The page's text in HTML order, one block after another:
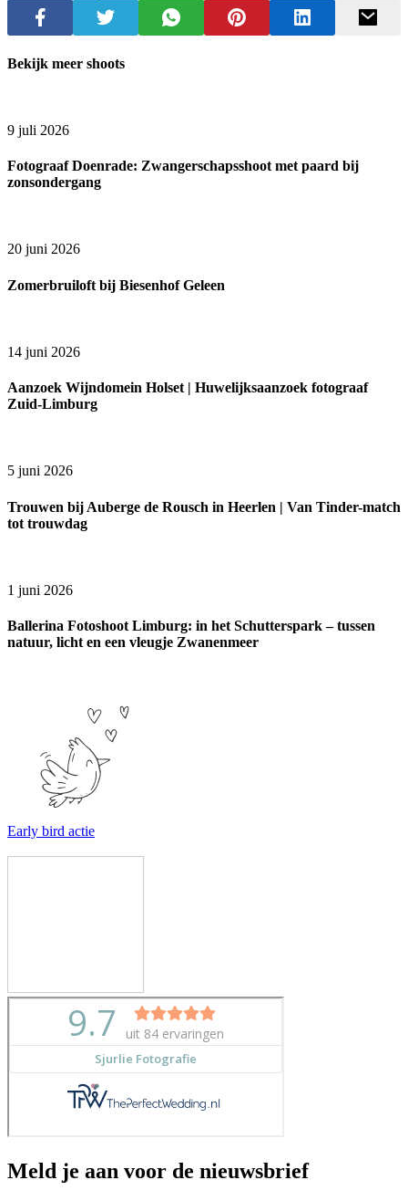
Bekijk meer shoots
9 juli 2026
Fotograaf Doenrade: Zwangerschapsshoot met paard bij
zonsondergang
20 juni 2026
Zomerbruiloft bij Biesenhof Geleen
14 juni 2026
Aanzoek Wijndomein Holset | Huwelijksaanzoek fotograaf
Zuid-Limburg
5 juni 2026
Trouwen bij Auberge de Rousch in Heerlen | Van Tinder-match
tot trouwdag
1 juni 2026
Ballerina Fotoshoot Limburg: in het Schutterspark – tussen
natuur, licht en een vleugje Zwanenmeer
Early bird actie
Meld je aan voor de nieuwsbrief